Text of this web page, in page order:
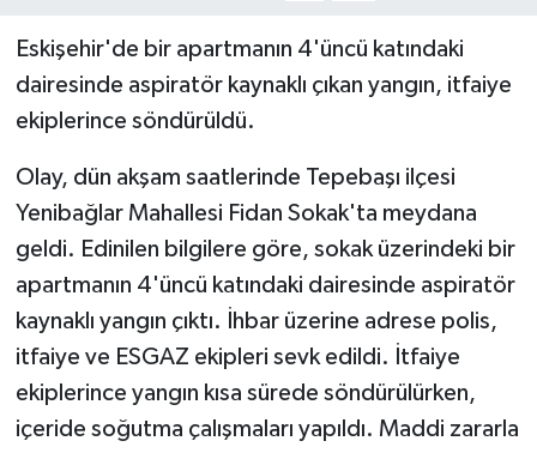
Eskişehir'de bir apartmanın 4'üncü katındaki
dairesinde aspiratör kaynaklı çıkan yangın, itfaiye
ekiplerince söndürüldü.
Olay, dün akşam saatlerinde Tepebaşı ilçesi
Yenibağlar Mahallesi Fidan Sokak'ta meydana
geldi. Edinilen bilgilere göre, sokak üzerindeki bir
apartmanın 4'üncü katındaki dairesinde aspiratör
kaynaklı yangın çıktı. İhbar üzerine adrese polis,
itfaiye ve ESGAZ ekipleri sevk edildi. İtfaiye
ekiplerince yangın kısa sürede söndürülürken,
içeride soğutma çalışmaları yapıldı. Maddi zararla